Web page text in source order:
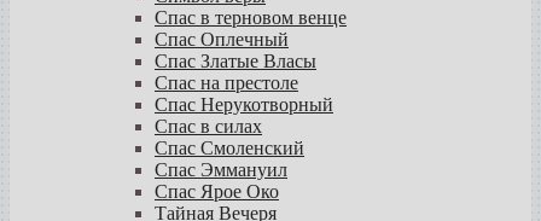
Спас в терновом венце
Спас Оплечный
Спас Златые Власы
Спас на престоле
Спас Нерукотворный
Спас в силах
Спас Смоленский
Спас Эммануил
Спас Ярое Око
Тайная Вечеря